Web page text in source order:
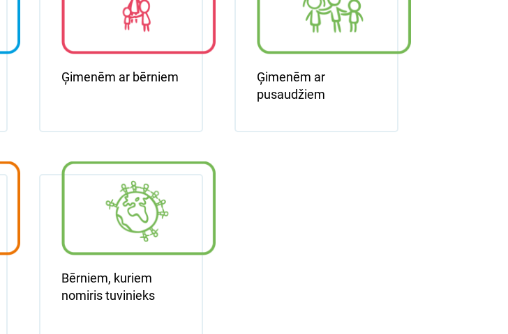
Ģimenēm ar bērniem
Ģimenēm ar
pusaudžiem
Bērniem, kuriem
nomiris tuvinieks